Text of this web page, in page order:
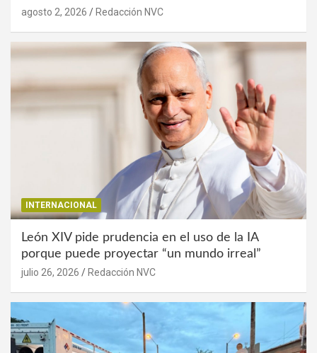
agosto 2, 2026 Redacción NVC
INTERNACIONAL
León XIV pide prudencia en el uso de la IA
porque puede proyectar “un mundo irreal”
julio 26, 2026 Redacción NVC